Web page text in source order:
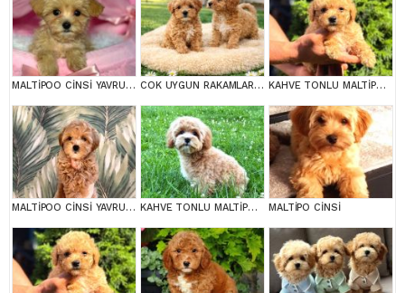
MALTİPOO CİNSİ YAVRULAR EV ÜRETİMİ COK UYGUN RAKAMLARA GERÇEK MALTİPOO YAVRULAR KAHVE TONLU MALTİPOO CİNSİ YAVRULAR
MALTİPOO CİNSİ YAVRULAR EV ÜRETİMİ KAHVE TONLU MALTİPOO CİNSİ YAVRULAR MALTİPO CİNSİ